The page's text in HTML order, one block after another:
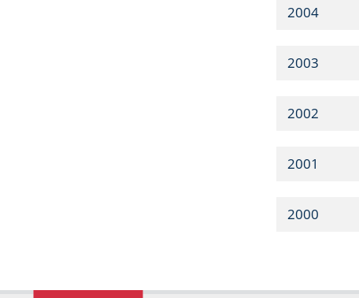
2004
2003
2002
2001
2000